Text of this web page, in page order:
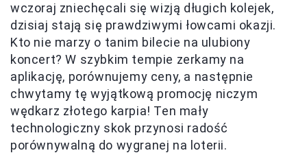
wczoraj zniechęcali się wizją długich kolejek,
dzisiaj stają się prawdziwymi łowcami okazji.
Kto nie marzy o tanim bilecie na ulubiony
koncert? W szybkim tempie zerkamy na
aplikację, porównujemy ceny, a następnie
chwytamy tę wyjątkową promocję niczym
wędkarz złotego karpia! Ten mały
technologiczny skok przynosi radość
porównywalną do wygranej na loterii.